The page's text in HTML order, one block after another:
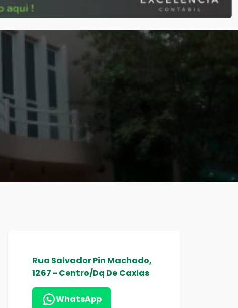
Rua Salvador Pin Machado,
1267 - Centro/Dq De Caxias
WhatsApp